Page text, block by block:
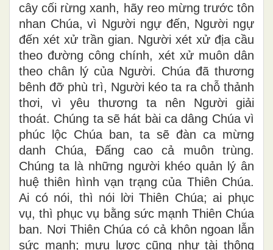
cây cối rừng xanh, hãy reo mừng trước tôn
nhan Chúa, vì Người ngự đến, Người ngự
đến xét xử trần gian. Người xét xử địa cầu
theo đường công chính, xét xử muôn dân
theo chân lý của Người. Chúa đã thương
bênh đỡ phù trì, Người kéo ta ra chỗ thảnh
thơi, vì yêu thương ta nên Người giải
thoát. Chúng ta sẽ hát bài ca dâng Chúa vì
phúc lộc Chúa ban, ta sẽ đàn ca mừng
danh Chúa, Đấng cao cả muôn trùng.
Chúng ta là những người khéo quản lý ân
huệ thiên hình vạn trạng của Thiên Chúa.
Ai có nói, thì nói lời Thiên Chúa; ai phục
vụ, thì phục vụ bằng sức mạnh Thiên Chúa
ban. Nơi Thiên Chúa có cả khôn ngoan lẫn
sức mạnh; mưu lược cũng như tài thông